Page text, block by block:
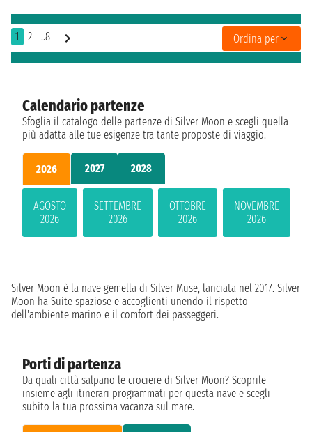
1 2 ..8 Ordina per
Calendario partenze
Sfoglia il catalogo delle partenze di Silver Moon e scegli quella
più adatta alle tue esigenze tra tante proposte di viaggio.
2026 2027 2028
AGOSTO
2026
SETTEMBRE
2026
OTTOBRE
2026
NOVEMBRE
2026
Porti di partenza
Da quali città salpano le crociere di Silver Moon? Scoprile
insieme agli itinerari programmati per questa nave e scegli
subito la tua prossima vacanza sul mare.
Silver Moon è la nave gemella di Silver Muse, lanciata nel 2017. Silver
Moon ha Suite spaziose e accoglienti unendo il rispetto
dell'ambiente marino e il comfort dei passeggeri.